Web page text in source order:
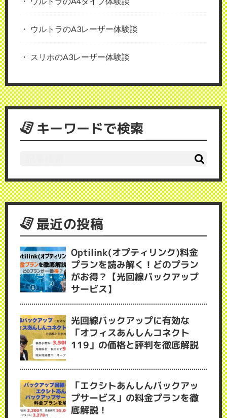
ウルトラのA3レーザー体験談
スリホのA3レーザー体験談
キーワードで検索
最近の投稿
Optilink(オプティリンク)料金
プランを読み解く！どのプラン
がお得？【光回線バックアップ
サービス】
光回線バックアップに有効な
「オフィスあんしんコネクト
119」の価格と評判を徹底解説
「エクシトあんしんバックアッ
プサービス」の料金プランを徹
底解説！